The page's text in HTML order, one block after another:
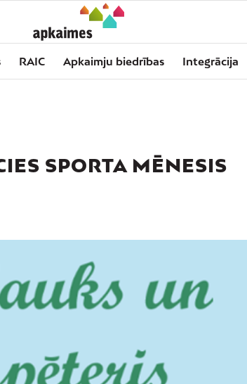
RAIC Apkaimju biedrības Integrācija
SPORTA MĒNESIS